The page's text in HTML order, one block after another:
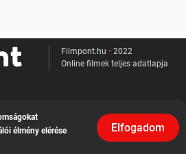
Filmpont.hu• 2022
Online filmek teljes adatlapja
Kapcsolat
feltételek
élmény elérése
Elfogadom